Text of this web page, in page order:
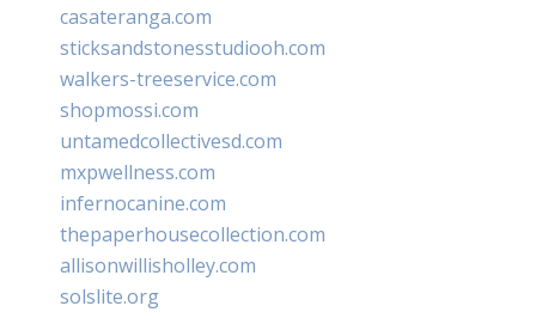
casateranga.com
sticksandstonesstudiooh.com
walkers-treeservice.com
shopmossi.com
untamedcollectivesd.com
mxpwellness.com
infernocanine.com
thepaperhousecollection.com
allisonwillisholley.com
solslite.org